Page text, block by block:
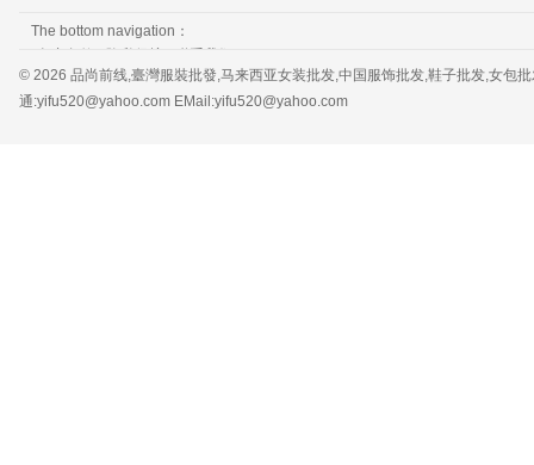
The bottom navigation：
© 2026 品尚前线,臺灣服裝批發,马来西亚女装批发,中国服饰批发,鞋子批发,女
通:yifu520@yahoo.com EMail:yifu520@yahoo.com